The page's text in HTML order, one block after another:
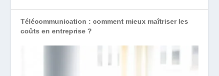
Télécommunication : comment mieux maîtriser les
coûts en entreprise ?